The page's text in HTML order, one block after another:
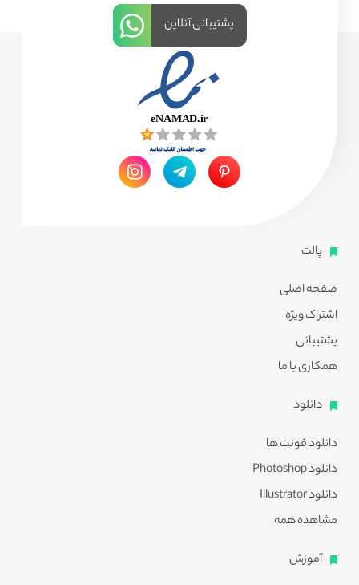
پالت
صفحه اصلی
اشتراک ویژه
پشتیبانی
همکاری با ما
دانلود
دانلود فونت ها
دانلود Photoshop
دانلود Illustrator
مشاهده همه
آموزش
پشتیبانی آنلاین